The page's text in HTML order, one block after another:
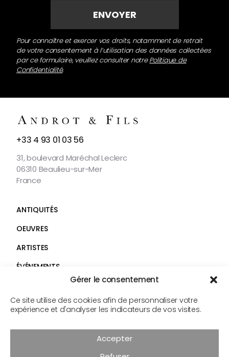
Gérer le consentement
Ce site utilise des cookies afin de personnaliser votre
expérience et d'analyser les indicateurs de vos visites.
Accepter
Pour connaître et exercer vos droits, notamment de retrait
de votre consentement à l’utilisation des données collectées
par ce formulaire, veuillez consulter notrePolitique de
Confidentialité.
NOUS
+33 4 93 01 03 56
31, boulevard Maréchal Leclerc
06310 Beaulieu-sur-Mer
France
ANTIQUITÉS
OEUVRES
ARTISTES
ÉVÉNEMENTS
SERVICES